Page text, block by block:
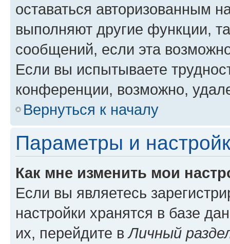
оставаться авторизованным
выполняют другие функции,
сообщений, если эта
Если вы испытываете
конференции, возможно,
Вернуться к началу
Параметры и
Как мне изменить мои
Если вы являетесь
настройки хранятся в базе
их, перейдите вЛичный